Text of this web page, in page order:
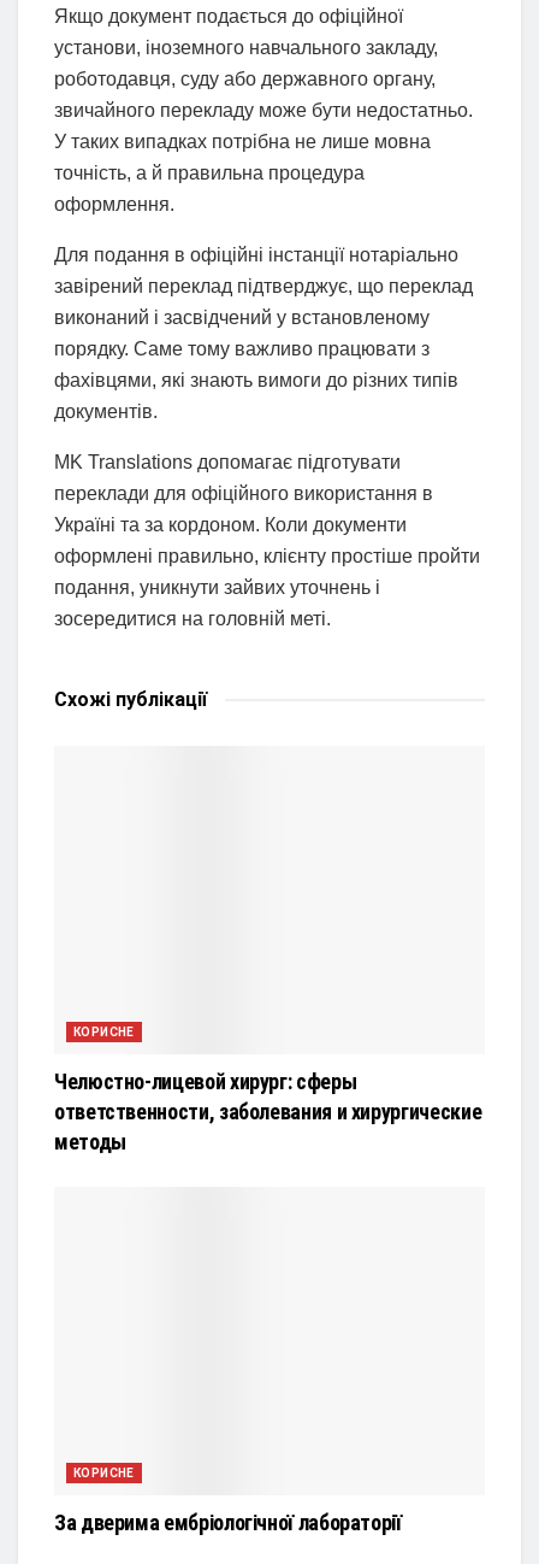
Якщо документ подається до офіційної
установи, іноземного навчального закладу,
роботодавця, суду або державного органу,
звичайного перекладу може бути недостатньо.
У таких випадках потрібна не лише мовна
точність, а й правильна процедура
оформлення.
Для подання в офіційні інстанції нотаріально
завірений переклад підтверджує, що переклад
виконаний і засвідчений у встановленому
порядку. Саме тому важливо працювати з
фахівцями, які знають вимоги до різних типів
документів.
MK Translations допомагає підготувати
переклади для офіційного використання в
Україні та за кордоном. Коли документи
оформлені правильно, клієнту простіше пройти
подання, уникнути зайвих уточнень і
зосередитися на головній меті.
Схожі публікації
КОРИСНЕ
Челюстно-лицевой хирург: сферы
ответственности, заболевания и хирургические
методы
КОРИСНЕ
За дверима ембріологічної лабораторії